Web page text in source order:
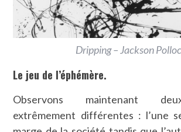
Dripping – Jackson
Le jeu de l’éphémère.
Observons maintenant
extrêmement différentes : l’une